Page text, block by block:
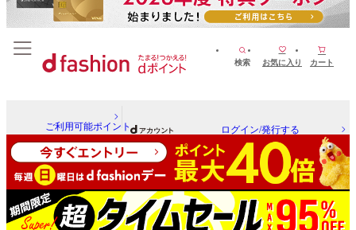
検索 お気に入り カート
ご利用可能ポイント ログイン/発行する